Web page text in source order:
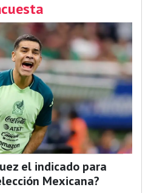
el indicado para
Mexicana?